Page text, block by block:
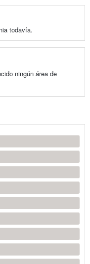
todavía.
ningún área de